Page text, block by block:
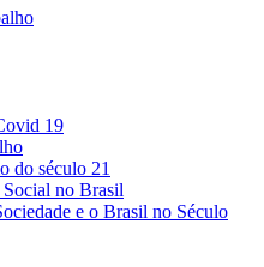
19
do século 21
no Brasil
e o Brasil no Século